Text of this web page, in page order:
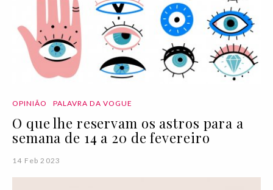
OPINIÃO PALAVRA DA VOGUE
O que lhe reservam os astros para a
semana de 14 a 20 de fevereiro
14 Feb 2023